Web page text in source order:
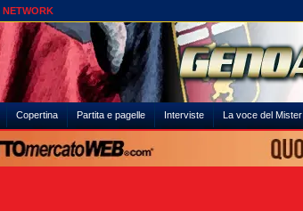
NETWORK
Copertina Partita e pagelle Interviste La voce del Mister